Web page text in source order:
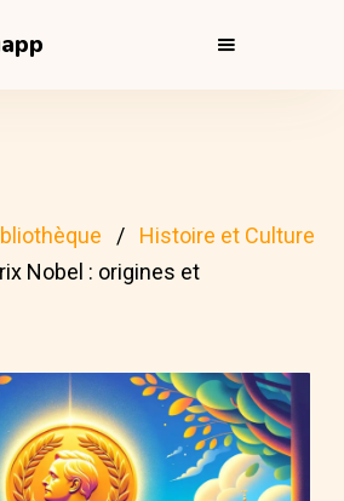
Histoire et Culture
Nobel : origines et